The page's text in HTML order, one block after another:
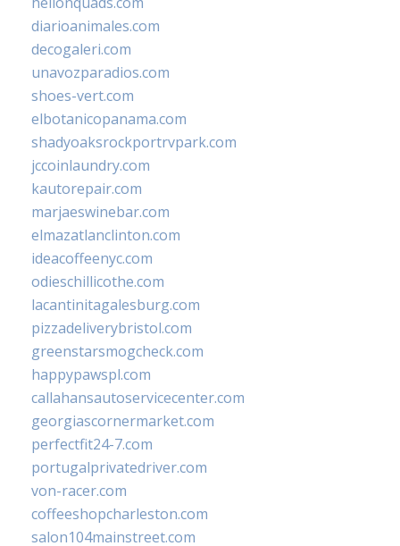
diarioanimales.com
decogaleri.com
unavozparadios.com
shoes-vert.com
elbotanicopanama.com
shadyoaksrockportrvpark.com
jccoinlaundry.com
kautorepair.com
marjaeswinebar.com
elmazatlanclinton.com
ideacoffeenyc.com
odieschillicothe.com
lacantinitagalesburg.com
pizzadeliverybristol.com
greenstarsmogcheck.com
happypawspl.com
callahansautoservicecenter.com
georgiascornermarket.com
perfectfit24-7.com
portugalprivatedriver.com
von-racer.com
coffeeshopcharleston.com
salon104mainstreet.com